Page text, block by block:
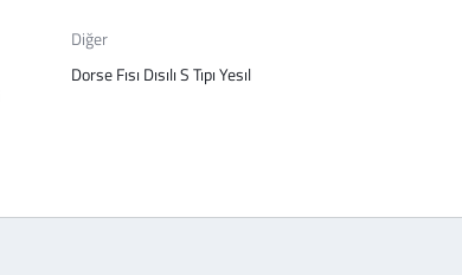
Diğer
Dorse Fısı Dısılı S Tıpı Yesıl